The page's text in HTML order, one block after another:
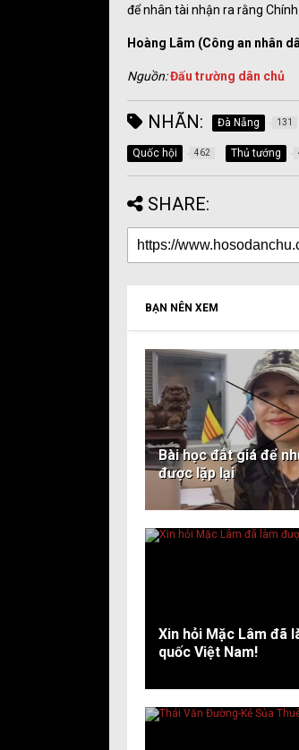
để nhân tài nhận ra rằng
Hoàng Lãm (Công an nhân
Nguồn:Đấu trường dân chủ
NHÃN: Đà Nẵng 131
Quốc hội 462 Thủ tướng
SHARE:
BẠN NÊN XEM
Bài học đắt giá để
được lặp lại
Xin hỏi Mặc Lâm đã
quốc Việt Nam!